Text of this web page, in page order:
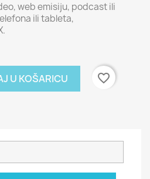
web emisiju, podcast ili
ili tableta,
U KOŠARICU
favorite_border